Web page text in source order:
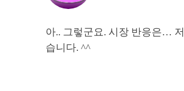
아.. 그렇군요. 시장 반응은…
습니다. ^^